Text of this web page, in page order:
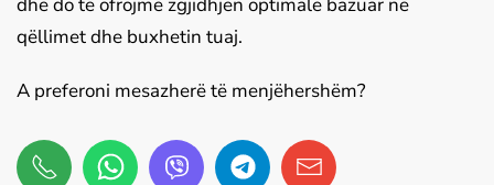
qëllimet dhe buxhetin tuaj.
A preferoni mesazherë të menjëhershëm?